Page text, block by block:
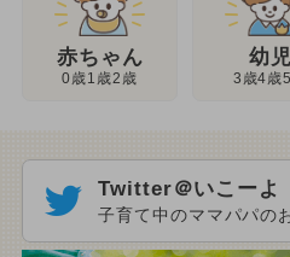
赤ちゃん
0歳1歳2歳
幼児
3歳4歳
Twitter＠いこーよ
子育て中のママパパの